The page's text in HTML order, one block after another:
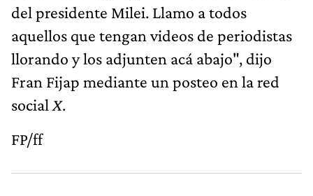
del presidente Milei. Llamo a todos
aquellos que tengan videos de periodistas
llorando y los adjunten acá abajo", dijo
Fran Fijap mediante un posteo en la red
social X.
FP/ff